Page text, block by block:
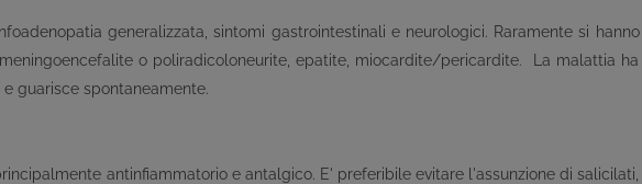
generalizzata, sintomi gastrointestinali e neurologici. Raramente si hanno
o poliradicoloneurite, epatite, miocardite/pericardite. La malattia ha
guarisce spontaneamente.
antinfiammatorio e antalgico. E' preferibile evitare l'assunzione di salicilati,